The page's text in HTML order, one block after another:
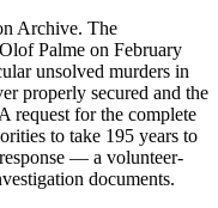
Archive. The
Palme on February
unsolved murders in
properly secured and the
request for the complete
to take 195 years to
— a volunteer-
documents.